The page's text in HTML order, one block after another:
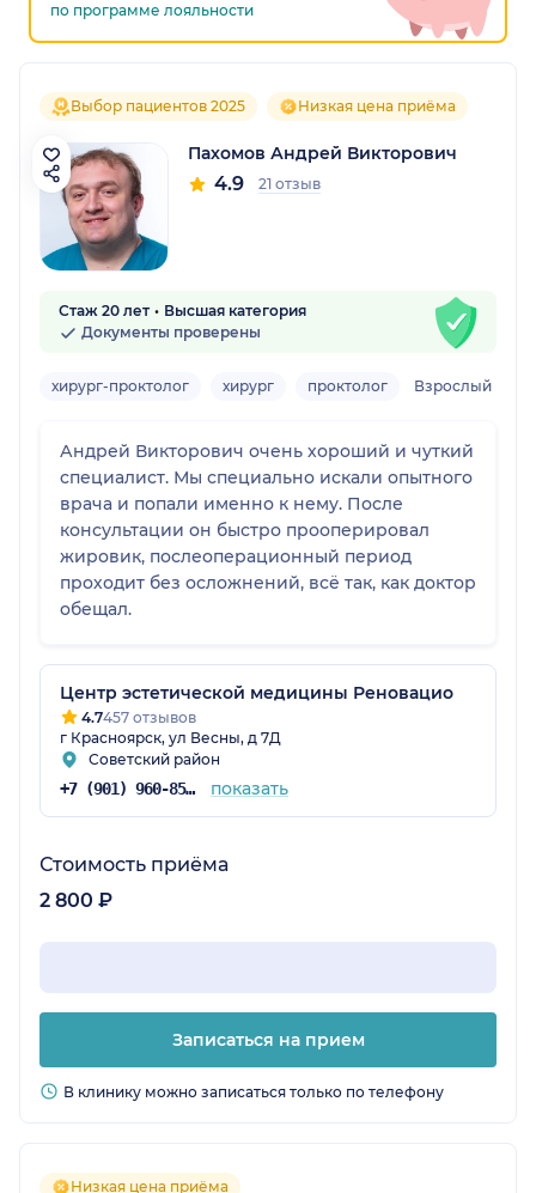
по программе лояльности
Выбор пациентов 2025 Низкая цена приёма
Пахомов Андрей Викторович
4.9 21 отзыв
Стаж 20 лет
Высшая категория
Документы проверены
хирург-проктолог хирург проктолог Взрослый
Андрей Викторович очень хороший и чуткий
специалист. Мы специально искали опытного
врача и попали именно к нему. После
консультации он быстро прооперировал
жировик, послеоперационный период
проходит без осложнений, всё так, как доктор
обещал.
Центр эстетической медицины Реновацио
4.7457 отзывов
г Красноярск, ул Весны, д 7Д
Советский район
+7 (901) 960-85-97 показать
Стоимость приёма
2 800 ₽
Записаться на прием
В клинику можно записаться только по телефону
Низкая цена приёма